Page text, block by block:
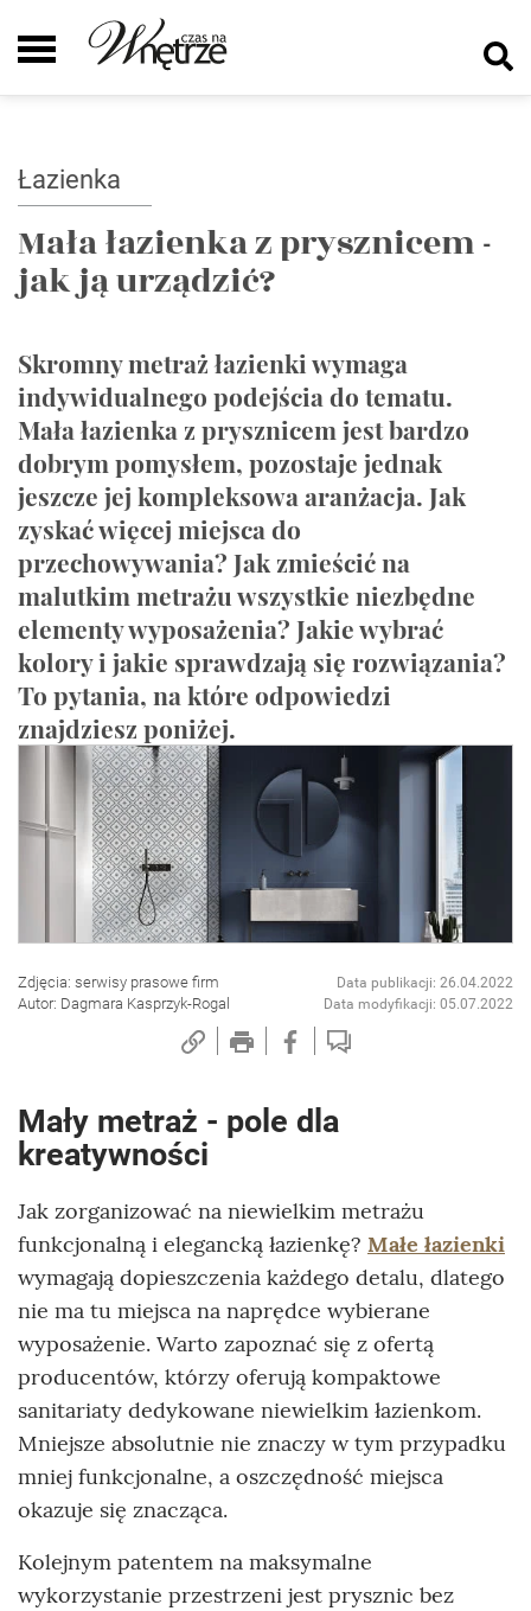
Łazienka
Mała łazienka z prysznicem -
jak ją urządzić?
Skromny metraż łazienki wymaga
indywidualnego podejścia do tematu.
Mała łazienka z prysznicem jest bardzo
dobrym pomysłem, pozostaje jednak
jeszcze jej kompleksowa aranżacja. Jak
zyskać więcej miejsca do
przechowywania? Jak zmieścić na
malutkim metrażu wszystkie niezbędne
elementy wyposażenia? Jakie wybrać
kolory i jakie sprawdzają się rozwiązania?
To pytania, na które odpowiedzi
znajdziesz poniżej.
Zdjęcia: serwisy prasowe firm
Autor: Dagmara Kasprzyk-Rogal
Data publikacji: 26.04.2022
Data modyfikacji: 05.07.2022
Mały metraż - pole dla
kreatywności
Jak zorganizować na niewielkim metrażu
funkcjonalną i elegancką łazienkę? Małe łazienki
wymagają dopieszczenia każdego detalu, dlatego
nie ma tu miejsca na naprędce wybierane
wyposażenie. Warto zapoznać się z ofertą
producentów, którzy oferują kompaktowe
sanitariaty dedykowane niewielkim łazienkom.
Mniejsze absolutnie nie znaczy w tym przypadku
mniej funkcjonalne, a oszczędność miejsca
okazuje się znacząca.
Kolejnym patentem na maksymalne
wykorzystanie przestrzeni jest prysznic bez